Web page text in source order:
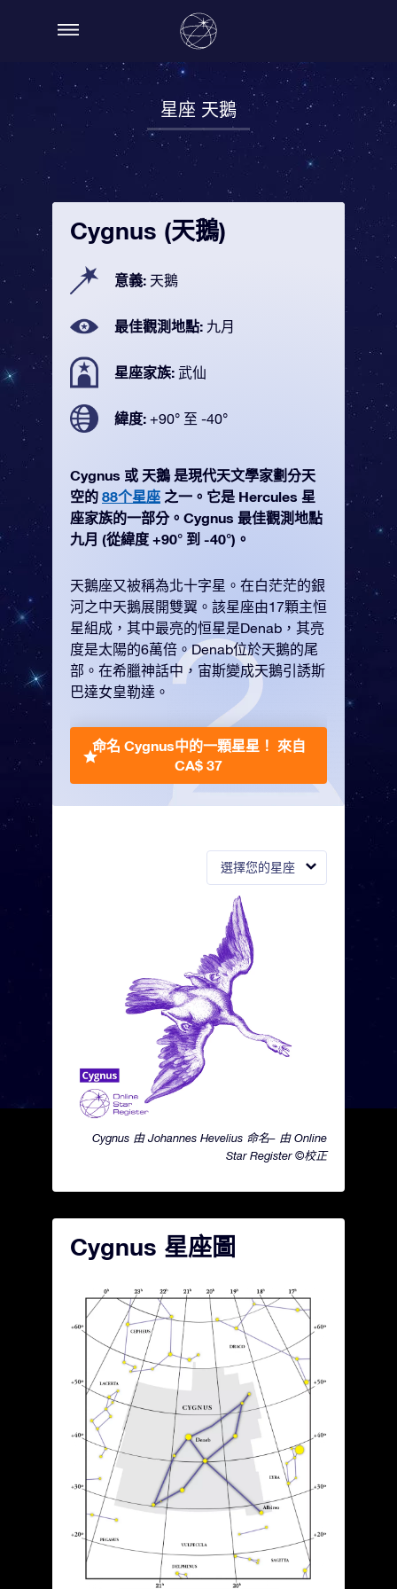
星座 天鵝
選擇您的星座
Cygnus 由 Johannes Hevelius 命名– 由 Online
Star Register ©校正
Cygnus (天鵝)
意義: 天鵝
最佳觀測地點: 九月
星座家族: 武仙
緯度: +90° 至 -40°
Cygnus 或 天鵝 是現代天文學家劃分天
空的 88个星座 之一。它是 Hercules 星
座家族的一部分。Cygnus 最佳觀測地點
九月 (從緯度 +90° 到 -40°)。
天鵝座又被稱為北十字星。在白茫茫的銀
河之中天鵝展開雙翼。該星座由17顆主恒
星組成，其中最亮的恒星是Denab，其亮
度是太陽的6萬倍。Denab位於天鵝的尾
部。在希臘神話中，宙斯變成天鵝引誘斯
巴達女皇勒達。
命名 Cygnus中的一顆星星！ 來自
CA$ 37
Cygnus 星座圖